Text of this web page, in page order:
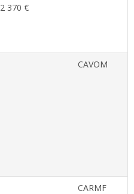
2 370 €
CAVOM
CARMF